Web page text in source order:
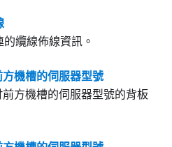
纜線佈線資訊。
機槽的伺服器型號
方機槽的伺服器型號的背板